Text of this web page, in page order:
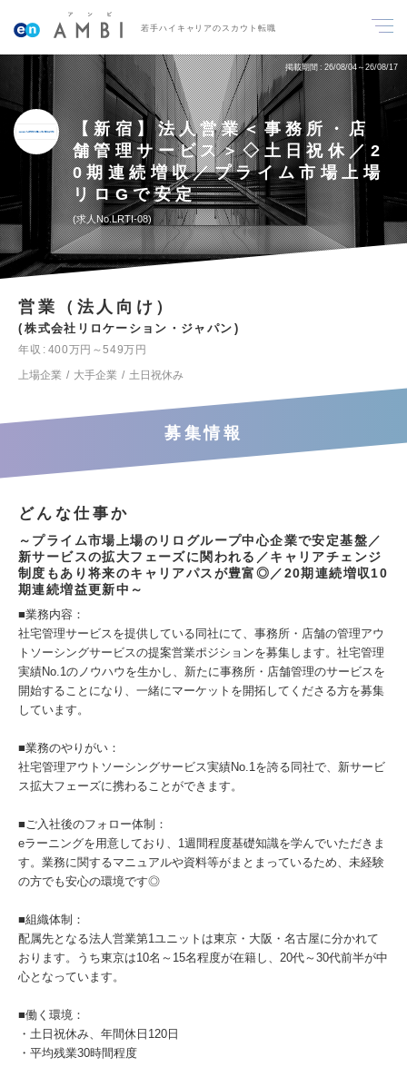
若手ハイキャリアのスカウト転職
掲載期間 26/08/04～26/08/17
【新宿】法人営業＜事務所・店
舗管理サービス＞◇土日祝休／2
0期連続増収／プライム市場上場
リロGで安定
求人No.LRTI-08
営業（法人向け）
株式会社リロケーション・ジャパン
年収
400万円～549万円
上場企業
大手企業 土日祝休み
募集情報
どんな仕事か
～プライム市場上場のリログループ中心企業で安定基盤／
新サービスの拡大フェーズに関われる／キャリアチェンジ
制度もあり将来のキャリアパスが豊富◎／20期連続増収10
期連続増益更新中～
■業務内容：
社宅管理サービスを提供している同社にて、事務所・店舗の管理アウ
トソーシングサービスの提案営業ポジションを募集します。社宅管理
実績No.1のノウハウを生かし、新たに事務所・店舗管理のサービスを
開始することになり、一緒にマーケットを開拓してくださる方を募集
しています。
■業務のやりがい：
社宅管理アウトソーシングサービス実績No.1を誇る同社で、新サービ
ス拡大フェーズに携わることができます。
■ご入社後のフォロー体制：
eラーニングを用意しており、1週間程度基礎知識を学んでいただきま
す。業務に関するマニュアルや資料等がまとまっているため、未経験
の方でも安心の環境です◎
■組織体制：
配属先となる法人営業第1ユニットは東京・大阪・名古屋に分かれて
おります。うち東京は10名～15名程度が在籍し、20代～30代前半が中
心となっています。
■働く環境：
・土日祝休み、年間休日120日
・平均残業30時間程度